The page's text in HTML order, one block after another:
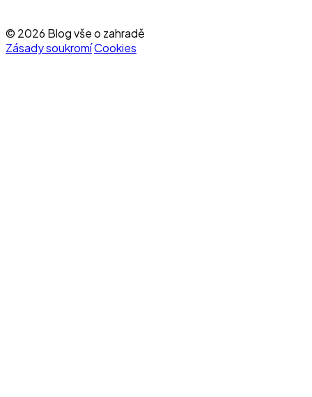
© 2026 Blog vše o zahradě
Zásady soukromíCookies